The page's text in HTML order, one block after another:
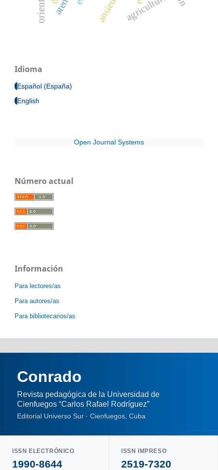
agricultura
Idioma
Español (España)
English
Open Journal Systems
Número actual
Información
Para lectores/as
Para autores/as
Para bibliotecarios/as
Conrado
Revista pedagógica de la Universidad de
Cienfuegos “Carlos Rafael Rodríguez”
Editorial Universo Sur · Cienfuegos, Cuba
ISSN ELECTRÓNICO
1990-8644
ISSN IMPRESO
2519-7320